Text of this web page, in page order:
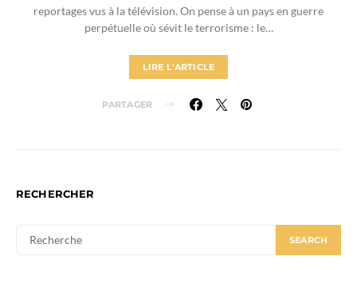
reportages vus à la télévision. On pense à un pays en guerre
perpétuelle où sévit le terrorisme : le…
LIRE L'ARTICLE
PARTAGER
RECHERCHER
FOR:
SEARCH